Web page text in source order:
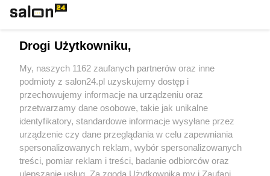
Sport
Społeczeństwo
Kultura
Drogi Użytkowniku,
My, naszych 1162 zaufanych partnerów oraz inne
podmioty z salon24.pl uzyskujemy dostęp i
przechowujemy informacje na urządzeniu oraz
przetwarzamy dane osobowe, takie jak unikalne
identyfikatory, standardowe informacje wysyłane przez
urządzenie czy dane przeglądania w celu zapewniania
spersonalizowanych reklam, wybór spersonalizowanych
treści, pomiar reklam i treści, badanie odbiorców oraz
ulepszanie usług. Za zgodą Użytkownika my i Zaufani